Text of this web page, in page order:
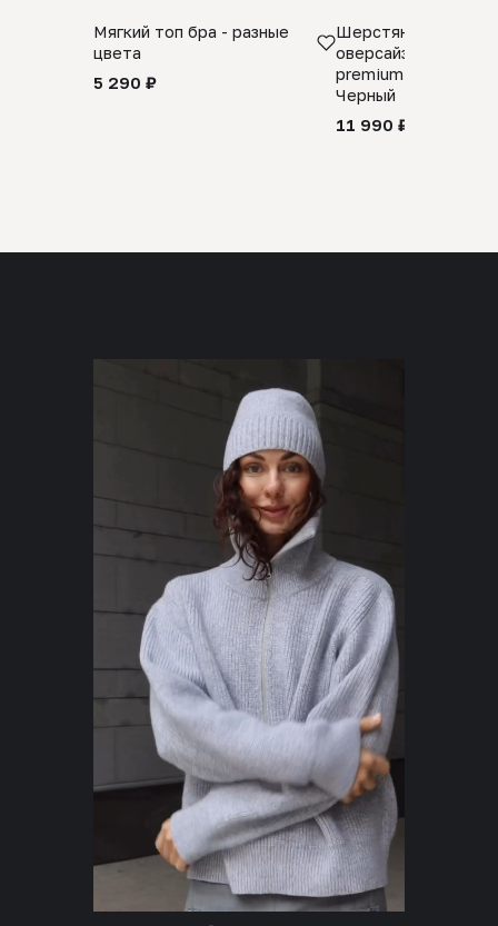
Мягкий топ бра - разные
цвета
5 290 ₽
Шерстяной свитер
оверсайз 100%
premium merino
Черный
11 990 ₽